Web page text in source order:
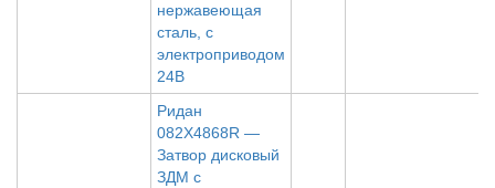
нержавеющая
сталь, с
электроприводом
24В
Ридан
082X4868R —
Затвор дисковый
ЗДМ с